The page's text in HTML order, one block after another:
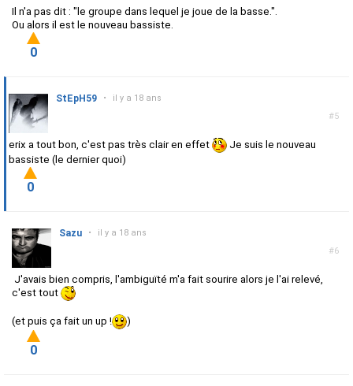
Il n'a pas dit : "le groupe dans lequel je joue de la basse.".
Ou alors il est le nouveau bassiste.
0
#5
StEpH59 • il y a 18 ans
erix a tout bon, c'est pas très clair en effet
Je suis le nouveau
bassiste (le dernier quoi)
0
#6
Sazu • il y a 18 ans
J'avais bien compris, l'ambiguïté m'a fait sourire alors je l'ai relevé,
c'est tout
(et puis ça fait un up ! )
0